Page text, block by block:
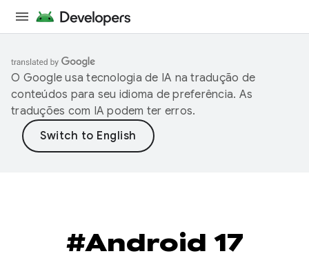
O Google usa tecnologia de IA na tradução de
conteúdos para seu idioma de preferência. As
traduções com IA podem ter erros.
#Android 17